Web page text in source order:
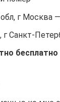
г Москва —
г Санкт-